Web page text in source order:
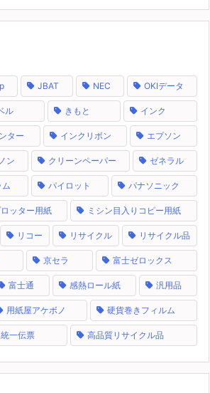
JBAT NEC OKIデータ
ル きもと インク
ター インクリボン エプソン
ン クリーンペーパー ゼネラル
ム パイロット パナソニック
ッター用紙 ミシン目入りコピー用紙
リコー リサイクル リサイクル品
京セラ 富士ゼロックス
富士通 感熱ロール紙 汎用品
用紙屋アケボノ 硬貨巻きフィルム
統一伝票 高品質リサイクル品